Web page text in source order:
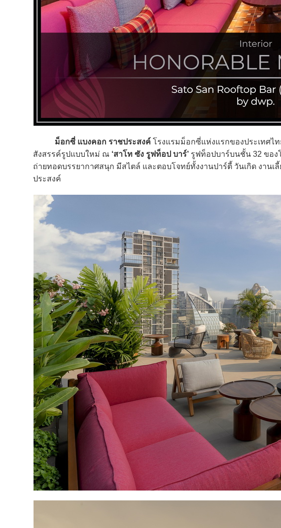
ม็อกซี่ แบงคอก ราชประสงค์ โรงแรมม็อกซี่แห่งแรกของประเทศไ
สังสรรค์รูปแบบใหม่ ณ ‘สาโท ซัง รูฟท็อป บาร์’ รูฟท็อปบาร์บนชั้น 32 ของ
ถ่ายทอดบรรยากาศสนุก มีสไตล์ และตอบโจทย์ทั้งงานปาร์ตี้ วันเกิด งานเ
ประสงค์